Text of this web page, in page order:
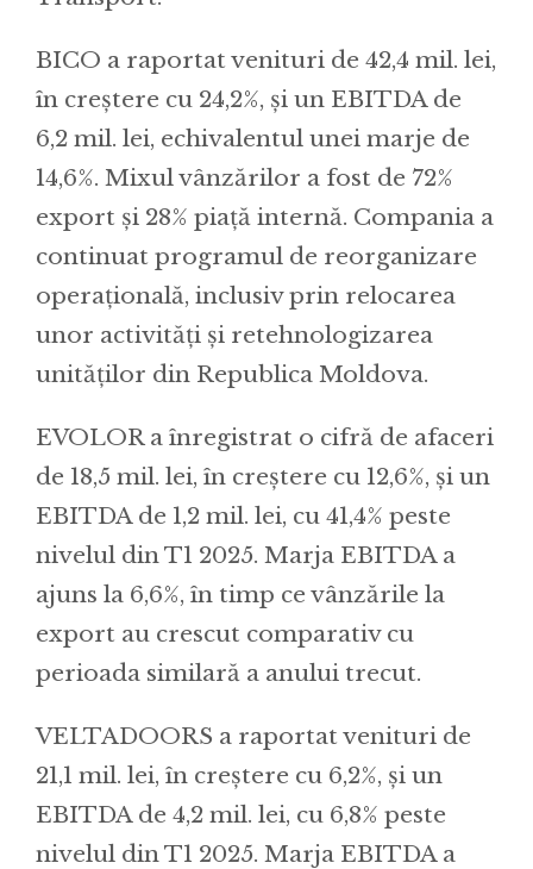
BICO a raportat venituri de 42,4 mil. lei,
în creștere cu 24,2%, și un EBITDA de
6,2 mil. lei, echivalentul unei marje de
14,6%. Mixul vânzărilor a fost de 72%
export și 28% piață internă. Compania a
continuat programul de reorganizare
operațională, inclusiv prin relocarea
unor activități și retehnologizarea
unităților din Republica Moldova.
EVOLOR a înregistrat o cifră de afaceri
de 18,5 mil. lei, în creștere cu 12,6%, și un
EBITDA de 1,2 mil. lei, cu 41,4% peste
nivelul din T1 2025. Marja EBITDA a
ajuns la 6,6%, în timp ce vânzările la
export au crescut comparativ cu
perioada similară a anului trecut.
VELTADOORS a raportat venituri de
21,1 mil. lei, în creștere cu 6,2%, și un
EBITDA de 4,2 mil. lei, cu 6,8% peste
nivelul din T1 2025. Marja EBITDA a